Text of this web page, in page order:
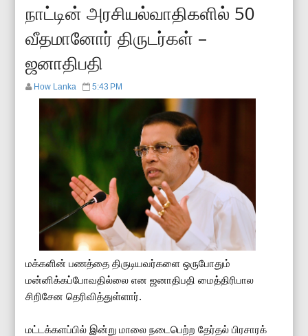
நாட்டின் அரசியல்வாதிகளில் 50
வீதமானோர் திருடர்கள் –
ஜனாதிபதி
How Lanka 5:43 PM
மக்களின் பணத்தை திருடியவர்களை ஒருபோதும்
மன்னிக்கப்போவதில்லை என ஜனாதிபதி மைத்திரிபால
சிறிசேன தெரிவித்துள்ளார்.
மட்டக்களப்பில் இன்று மாலை நடைபெற்ற தேர்தல் பிரசாரக்